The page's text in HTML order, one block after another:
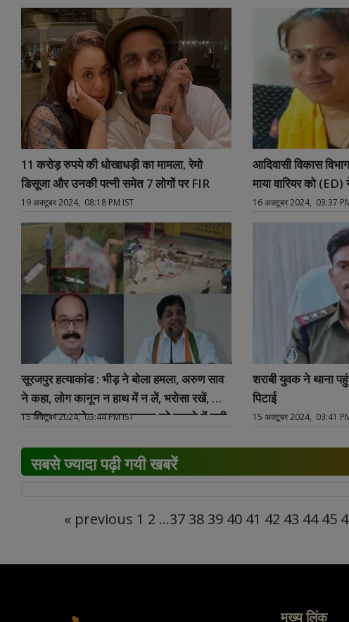
11 करोड़ रुपये की धोखाधड़ी का मामला, रेमो
डिसूजा और उनकी पत्नी समेत 7 लोगों पर FIR
19 अक्टूबर 2024, 08:18 PM IST
आदिवासी विकास
16 अक्टूबर 2024, 03:37
सूरजपुर हत्याकांड : भीड़ ने बोला हमला, अरुण साव
ने कहा, लोग कानून न हाथ में न लें, भरोसा रखें, शिव
डहरिया का आरोप, सरकार समाज को लड़ाने में लगी
15 अक्टूबर 2024, 03:44 PM IST
शराबी युवक ने थाना
पिटाई
15 अक्टूबर 2024, 03:41
सबसे ज्यादा पढ़ी गयी खबरें
« previous 1 2 ...37 38 39 40 41 42 43 44 45
मुख्य लिंक